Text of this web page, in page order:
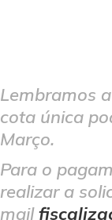
Lembramos
cota única
Março.
Para o
realizar a
mail